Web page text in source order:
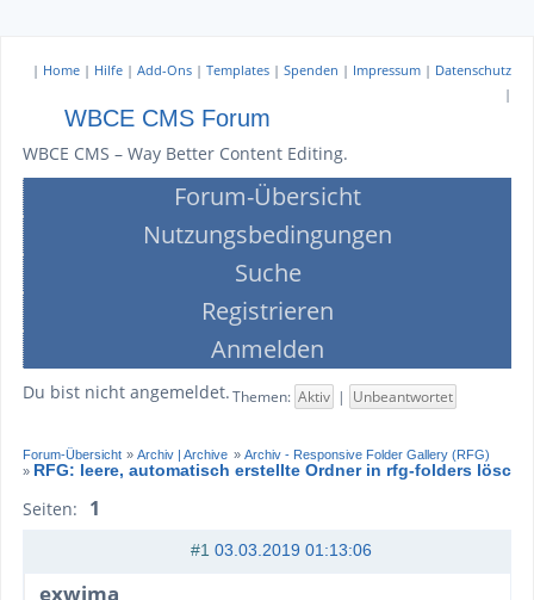
| Home | Hilfe | Add-Ons | Templates | Spenden | Impressum | Datenschutz
|
WBCE CMS Forum
WBCE CMS – Way Better Content Editing.
Forum-Übersicht
Nutzungsbedingungen
Suche
Registrieren
Anmelden
Du bist nicht angemeldet. Themen: Aktiv | Unbeantwortet
Forum-Übersicht »Archiv | Archive » Archiv - Responsive Folder Gallery (RFG)
» RFG: leere, automatisch erstellte Ordner in rfg-folders
Seiten: 1
#1 03.03.2019 01:13:06
exwima